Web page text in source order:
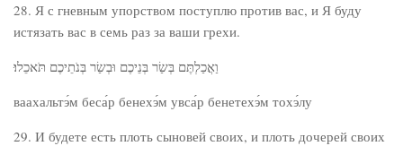
28. Я с гневным упорством поступлю против вас, и Я буду
истязать вас в семь раз за ваши грехи.
וַאֲכַלְתֶּם בְּשַׂר בְּנֵיכֶם וּבְשַׂר בְּנֹתֵיכֶם תֹּאכֵלוּ׃
ваахальтэ́м беса́р бенехэ́м увса́р бенетехэ́м тохэ́лу
29. И будете есть плоть сыновей своих, и плоть дочерей своих